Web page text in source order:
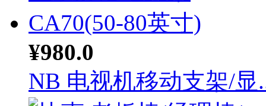
¥980.0
NB 电视机移动支架/显